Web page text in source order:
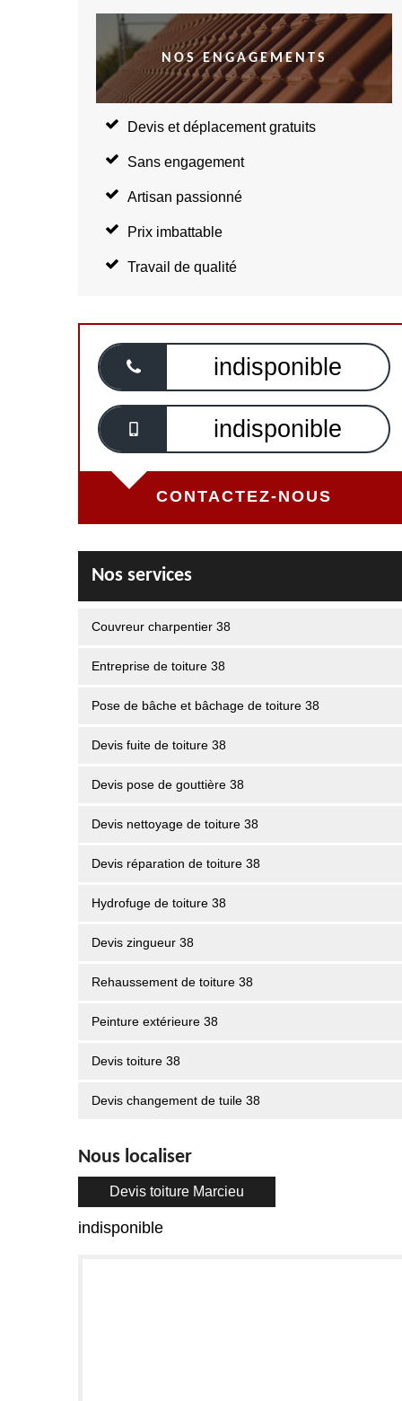
NOS ENGAGEMENTS
Devis et déplacement gratuits
Sans engagement
Artisan passionné
Prix imbattable
Travail de qualité
indisponible
indisponible
CONTACTEZ-NOUS
Nos services
Couvreur charpentier 38
Entreprise de toiture 38
Pose de bâche et bâchage de toiture 38
Devis fuite de toiture 38
Devis pose de gouttière 38
Devis nettoyage de toiture 38
Devis réparation de toiture 38
Hydrofuge de toiture 38
Devis zingueur 38
Rehaussement de toiture 38
Peinture extérieure 38
Devis toiture 38
Devis changement de tuile 38
Nous localiser
Devis toiture Marcieu
indisponible